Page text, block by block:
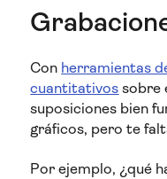
Con herramientas
cuantitativos sobre
suposiciones bien
gráficos, pero te
Por ejemplo, ¿qué